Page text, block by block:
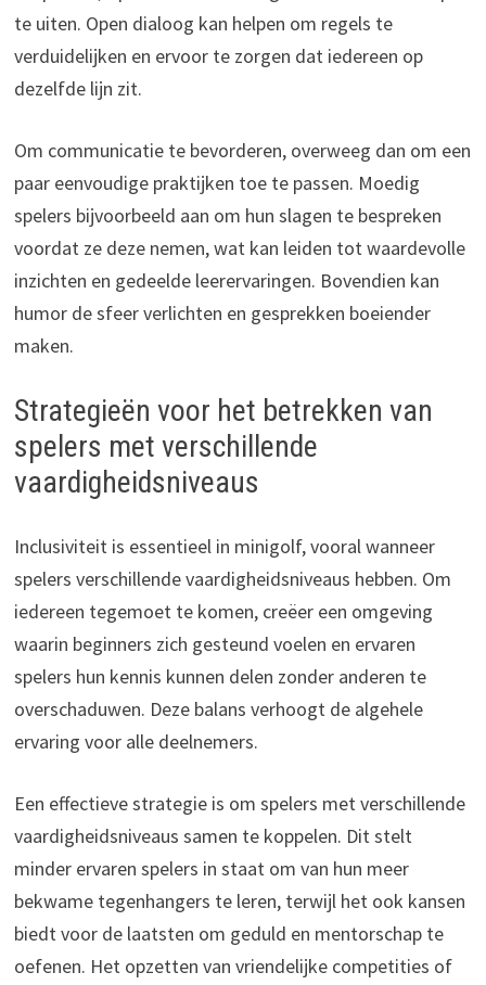
te uiten. Open dialoog kan helpen om regels te
verduidelijken en ervoor te zorgen dat iedereen op
dezelfde lijn zit.
Om communicatie te bevorderen, overweeg dan om een
paar eenvoudige praktijken toe te passen. Moedig
spelers bijvoorbeeld aan om hun slagen te bespreken
voordat ze deze nemen, wat kan leiden tot waardevolle
inzichten en gedeelde leerervaringen. Bovendien kan
humor de sfeer verlichten en gesprekken boeiender
maken.
Strategieën voor het betrekken van
spelers met verschillende
vaardigheidsniveaus
Inclusiviteit is essentieel in minigolf, vooral wanneer
spelers verschillende vaardigheidsniveaus hebben. Om
iedereen tegemoet te komen, creëer een omgeving
waarin beginners zich gesteund voelen en ervaren
spelers hun kennis kunnen delen zonder anderen te
overschaduwen. Deze balans verhoogt de algehele
ervaring voor alle deelnemers.
Een effectieve strategie is om spelers met verschillende
vaardigheidsniveaus samen te koppelen. Dit stelt
minder ervaren spelers in staat om van hun meer
bekwame tegenhangers te leren, terwijl het ook kansen
biedt voor de laatsten om geduld en mentorschap te
oefenen. Het opzetten van vriendelijke competities of